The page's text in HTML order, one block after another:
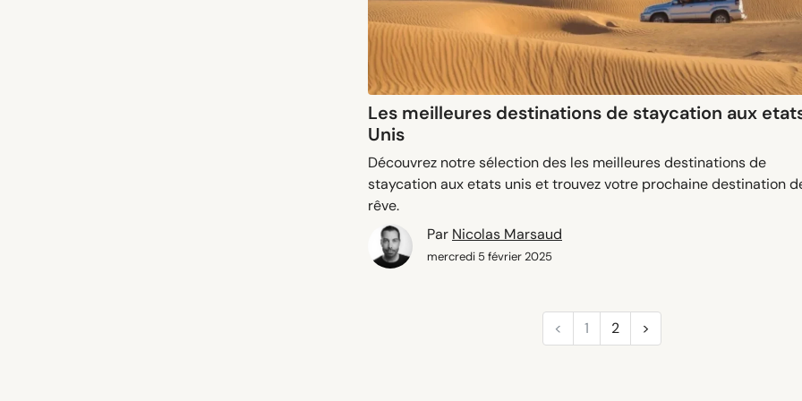
Les meilleures destinations de staycation aux
Unis
Découvrez notre sélection des les meilleures destinations de
staycation aux etats unis et trouvez votre prochaine destination
rêve.
Par Nicolas Marsaud
mercredi 5 février 2025
< Previous
1 2 >